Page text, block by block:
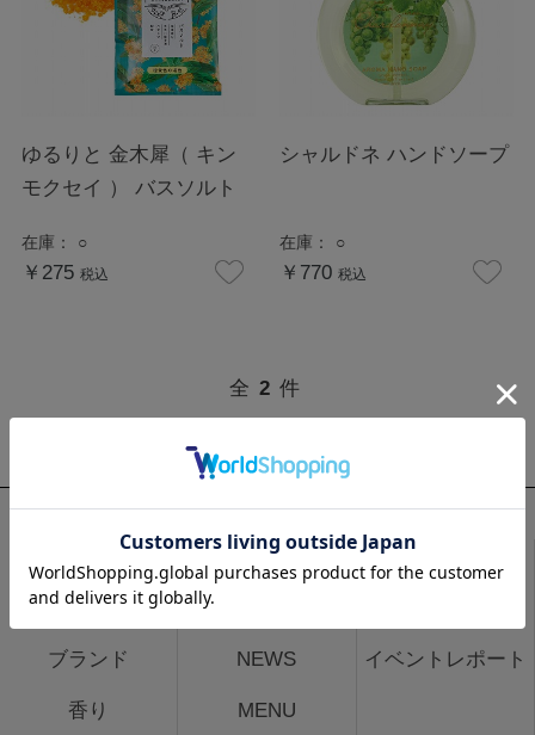
ゆるりと 金木犀（ キン
モクセイ ） バスソルト
在庫： ○
￥275 税込
シャルドネ ハンドソープ
在庫： ○
￥770 税込
全 2 件
アイテム
ブランド
香り
食べる
7clover TOP
NEWS
MENU
参加する
イベントレポート